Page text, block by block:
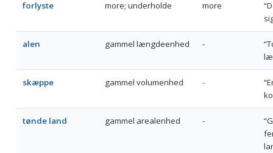
forlyste more; underholde more
alen gammel længdeenhed -
skæppe gammel volumenhed -
tønde land gammel arealenhed -